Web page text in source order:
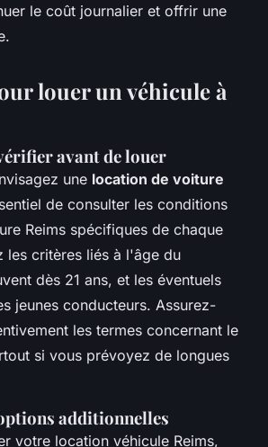
le coût journalier et offrir une
louer un véhicule à
avant de louer
une location de voiture
de consulter les conditions
Reims spécifiques de chaque
les critères liés à l'âge du
dès 21 ans, et les éventuels
jeunes conducteurs. Assurez-
les termes concernant le
si vous prévoyez de longues
additionnelles
votre location véhicule Reims,